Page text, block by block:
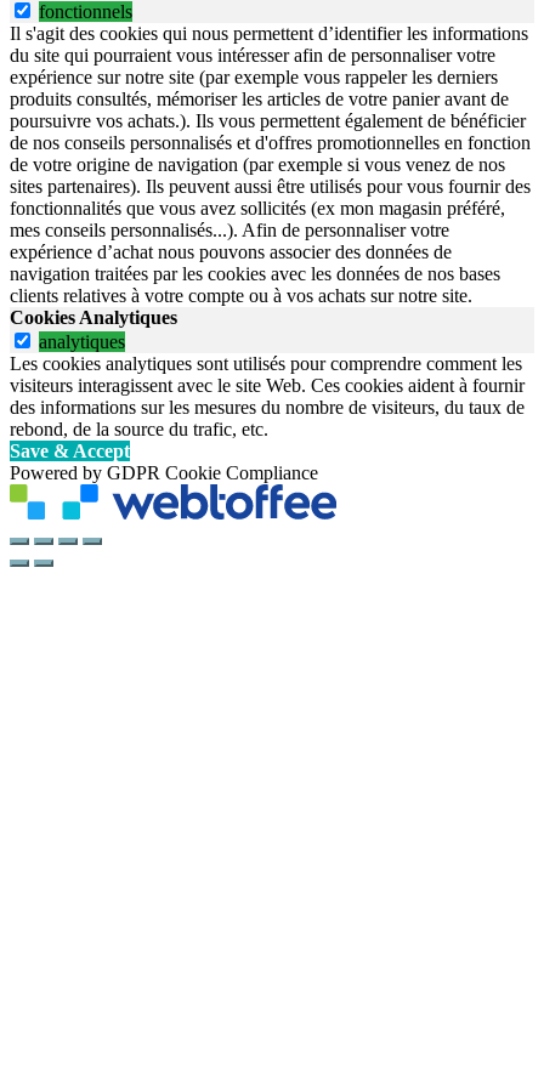
fonctionnels
Il s'agit des cookies qui nous permettent d’identifier les informations
du site qui pourraient vous intéresser afin de personnaliser votre
expérience sur notre site (par exemple vous rappeler les derniers
produits consultés, mémoriser les articles de votre panier avant de
poursuivre vos achats.). Ils vous permettent également de bénéficier
de nos conseils personnalisés et d'offres promotionnelles en fonction
de votre origine de navigation (par exemple si vous venez de nos
sites partenaires). Ils peuvent aussi être utilisés pour vous fournir des
fonctionnalités que vous avez sollicités (ex mon magasin préféré,
mes conseils personnalisés...). Afin de personnaliser votre
expérience d’achat nous pouvons associer des données de
navigation traitées par les cookies avec les données de nos bases
clients relatives à votre compte ou à vos achats sur notre site.
Cookies Analytiques
analytiques
Les cookies analytiques sont utilisés pour comprendre comment les
visiteurs interagissent avec le site Web. Ces cookies aident à fournir
des informations sur les mesures du nombre de visiteurs, du taux de
rebond, de la source du trafic, etc.
Save & Accept
Powered by GDPR Cookie Compliance